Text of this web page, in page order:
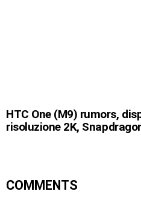
HTC One (M9) rumors,
risoluzione 2K,
COMMENTS